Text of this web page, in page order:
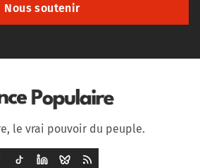
Nous soutenir
le vrai pouvoir du peuple.